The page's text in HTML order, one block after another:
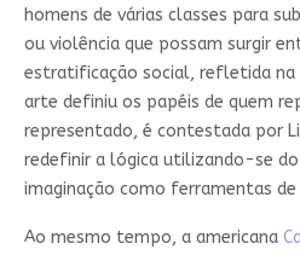
homens de várias classes para
ou violência que possam surgir
estratificação social, refletida na
arte definiu os papéis de quem
representado, é contestada por
redefinir a lógica utilizando-se
imaginação como ferramentas
Ao mesmo tempo, a americana